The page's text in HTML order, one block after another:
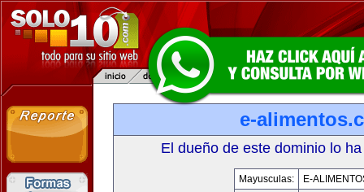
e-
El dueño de este dominio lo
Mayusculas:
E-